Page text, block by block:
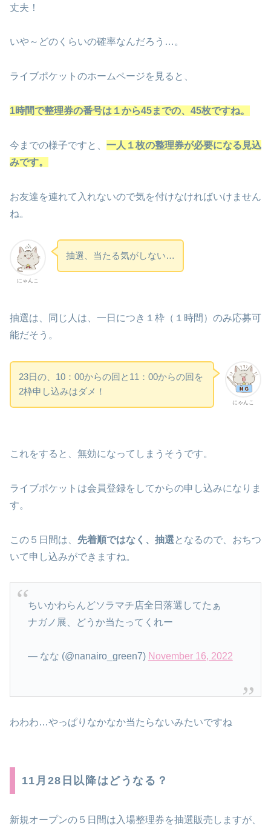
丈夫！
いや～どのくらいの確率なんだろう…。
ライブポケットのホームページを見ると、
1時間で整理券の番号は１から45までの、45枚ですね。
今までの様子ですと、 一人１枚の整理券が必要になる見込
みです。
お友達を連れて入れないので気を付けなければいけません
ね。
にゃんこ
抽選、当たる気がしない…
抽選は、同じ人は、一日につき１枠（１時間）のみ応募可
能だそう。
にゃんこ
23日の、10：00からの回と11：00からの回を
2枠申し込みはダメ！
これをすると、無効になってしまうそうです。
ライブポケットは会員登録をしてからの申し込みになりま
す。
この５日間は、 先着順ではなく、抽選 となるので、おちつ
いて申し込みができますね。
ちいかわらんどソラマチ店全日落選してたぁ
ナガノ展、どうか当たってくれー
— なな (@nanairo_green7) November 16, 2022
わわわ…やっぱりなかなか当たらないみたいですね
11月28日以降はどうなる？
新規オープンの５日間は入場整理券を抽選販売しますが、